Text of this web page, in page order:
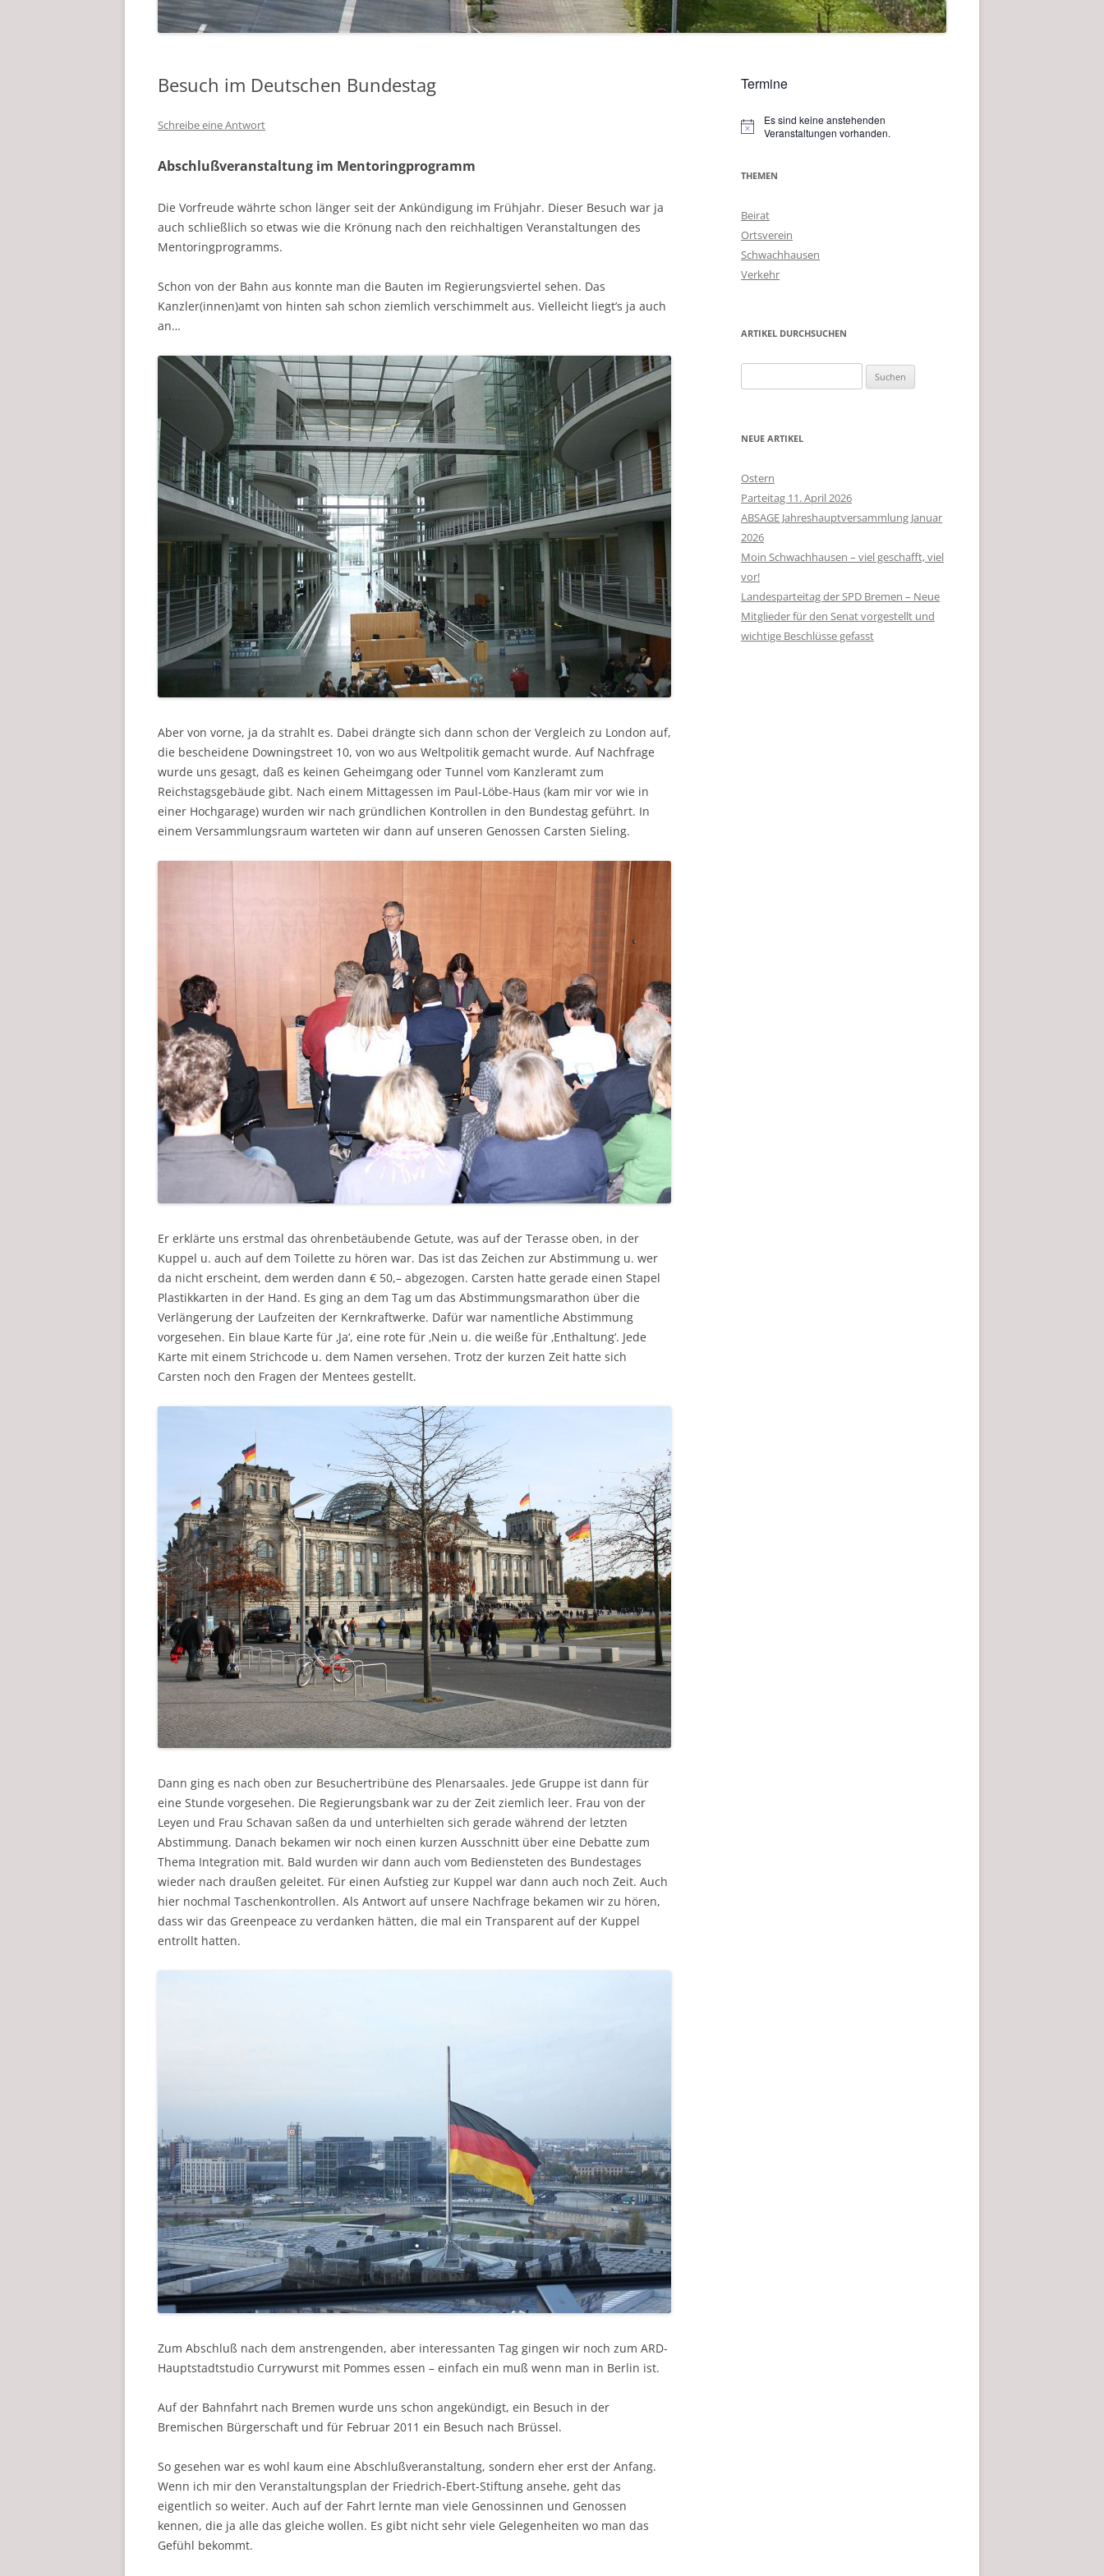
Besuch im Deutschen Bundestag
Schreibe eine Antwort
Abschlußveranstaltung im Mentoringprogramm
Die Vorfreude währte schon länger seit der Ankündigung im Frühjahr. Dieser Besuch war ja
auch schließlich so etwas wie die Krönung nach den reichhaltigen Veranstaltungen des
Mentoringprogramms.
Schon von der Bahn aus konnte man die Bauten im Regierungsviertel sehen. Das
Kanzler(innen)amt von hinten sah schon ziemlich verschimmelt aus. Vielleicht liegt’s ja auch
an…
Aber von vorne, ja da strahlt es. Dabei drängte sich dann schon der Vergleich zu London auf,
die bescheidene Downingstreet 10, von wo aus Weltpolitik gemacht wurde. Auf Nachfrage
wurde uns gesagt, daß es keinen Geheimgang oder Tunnel vom Kanzleramt zum
Reichstagsgebäude gibt. Nach einem Mittagessen im Paul-Löbe-Haus (kam mir vor wie in
einer Hochgarage) wurden wir nach gründlichen Kontrollen in den Bundestag geführt. In
einem Versammlungsraum warteten wir dann auf unseren Genossen Carsten Sieling.
Er erklärte uns erstmal das ohrenbetäubende Getute, was auf der Terasse oben, in der
Kuppel u. auch auf dem Toilette zu hören war. Das ist das Zeichen zur Abstimmung u. wer
da nicht erscheint, dem werden dann € 50,– abgezogen. Carsten hatte gerade einen Stapel
Plastikkarten in der Hand. Es ging an dem Tag um das Abstimmungsmarathon über die
Verlängerung der Laufzeiten der Kernkraftwerke. Dafür war namentliche Abstimmung
vorgesehen. Ein blaue Karte für ‚Ja‘, eine rote für ‚Nein u. die weiße für ‚Enthaltung‘. Jede
Karte mit einem Strichcode u. dem Namen versehen. Trotz der kurzen Zeit hatte sich
Carsten noch den Fragen der Mentees gestellt.
Dann ging es nach oben zur Besuchertribüne des Plenarsaales. Jede Gruppe ist dann für
eine Stunde vorgesehen. Die Regierungsbank war zu der Zeit ziemlich leer. Frau von der
Leyen und Frau Schavan saßen da und unterhielten sich gerade während der letzten
Abstimmung. Danach bekamen wir noch einen kurzen Ausschnitt über eine Debatte zum
Thema Integration mit. Bald wurden wir dann auch vom Bediensteten des Bundestages
wieder nach draußen geleitet. Für einen Aufstieg zur Kuppel war dann auch noch Zeit. Auch
hier nochmal Taschenkontrollen. Als Antwort auf unsere Nachfrage bekamen wir zu hören,
dass wir das Greenpeace zu verdanken hätten, die mal ein Transparent auf der Kuppel
entrollt hatten.
Zum Abschluß nach dem anstrengenden, aber interessanten Tag gingen wir noch zum ARD-
Hauptstadtstudio Currywurst mit Pommes essen – einfach ein muß wenn man in Berlin ist.
Auf der Bahnfahrt nach Bremen wurde uns schon angekündigt, ein Besuch in der
Bremischen Bürgerschaft und für Februar 2011 ein Besuch nach Brüssel.
So gesehen war es wohl kaum eine Abschlußveranstaltung, sondern eher erst der Anfang.
Wenn ich mir den Veranstaltungsplan der Friedrich-Ebert-Stiftung ansehe, geht das
eigentlich so weiter. Auch auf der Fahrt lernte man viele Genossinnen und Genossen
kennen, die ja alle das gleiche wollen. Es gibt nicht sehr viele Gelegenheiten wo man das
Gefühl bekommt.
Termine
Hinweis
Es sind keine anstehenden
Veranstaltungen vorhanden.
THEMEN
Beirat
Ortsverein
Schwachhausen
Verkehr
ARTIKEL DURCHSUCHEN
nach:
NEUE ARTIKEL
Ostern
Parteitag 11. April 2026
ABSAGE Jahreshauptversammlung Januar
2026
Moin Schwachhausen – viel geschafft, viel
vor!
Landesparteitag der SPD Bremen – Neue
Mitglieder für den Senat vorgestellt und
wichtige Beschlüsse gefasst